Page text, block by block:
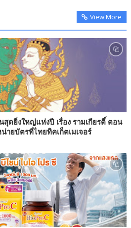
View More
ดยิ่งใหญ่แห่งปี เรื่อง รามเกียรติ์ ตอน
ายบัตรที่ไทยทิคเก็ตเมเจอร์